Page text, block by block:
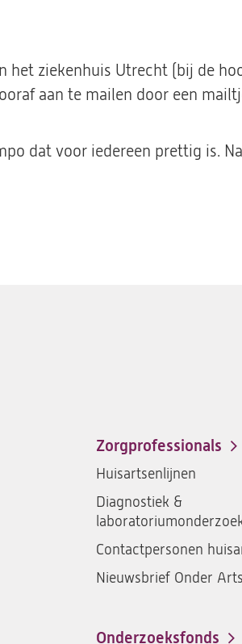
het ziekenhuis Utrecht (bij de
aan te mailen door een
dat voor iedereen prettig is.
Zorgprofessionals
Huisartsenlijnen
Diagnostiek &
Contactpersonen
Nieuwsbrief Onder
Onderzoeksfonds